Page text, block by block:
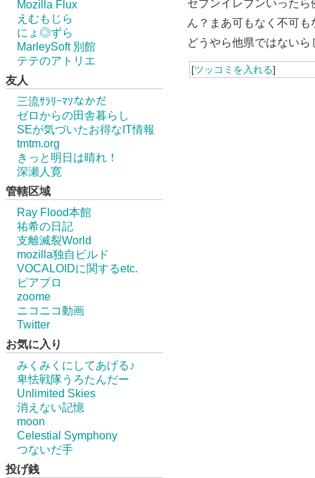
Mozilla Flux
えむもじら
にょ◎ずら
MarleySoft 別館
テテのアトリエ
友人
三流ｻﾗﾘｰﾏｿなかだ
ゼロからの田舎暮らし
SEが気づいたお得なIT情報
tmtm.org
きっと明日は晴れ！
深瀬人寛
管轄区域
Ray Flood本館
祐希の日記
支離滅裂World
mozilla独自ビルド
VOCALOIDに関するetc.
ピアプロ
zoome
ニコニコ動画
Twitter
お気に入り
みくみくにしてあげる♪
卑怯戦隊うろたんだー
Unlimited Skies
消えない記憶
moon
Celestial Symphony
つないだ手
投げ銭
セブンイレブンいった
ん？まあ可もなく不可
どうやら他県ではない
[ツッコミを入れる]